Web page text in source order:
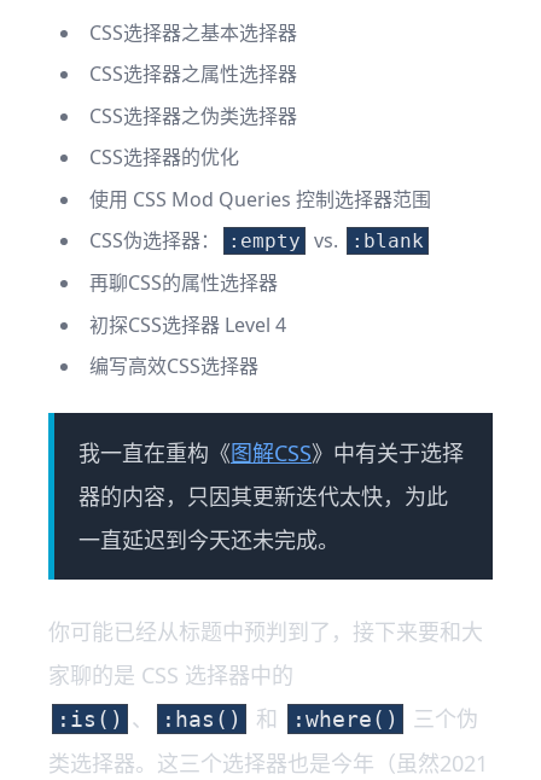
CSS选择器之基本选择器
CSS选择器之属性选择器
CSS选择器之伪类选择器
CSS选择器的优化
使用 CSS Mod Queries 控制选择器范围
CSS伪选择器：
:empty vs. :blank
再聊CSS的属性选择器
初探CSS选择器 Level 4
编写高效CSS选择器
我一直在重构《图解CSS》中有关于选择
器的内容，只因其更新迭代太快，为此
一直延迟到今天还未完成。
你可能已经从标题中预判到了，接下来要和大
家聊的是 CSS 选择器中的
:is() 、 :has() 和 :where()
三个伪
类选择器。这三个选择器也是今年（虽然2021